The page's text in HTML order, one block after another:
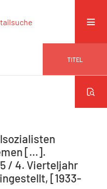
TITEL
[...].
/ 4. Vierteljahr
[1933-